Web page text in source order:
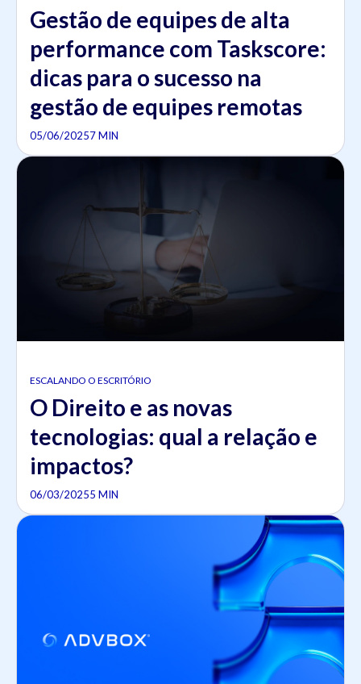
Gestão de equipes de alta
performance com Taskscore:
dicas para o sucesso na
gestão de equipes remotas
05/06/20257 MIN
ESCALANDO O ESCRITÓRIO
O Direito e as novas
tecnologias: qual a relação e
impactos?
06/03/20255 MIN